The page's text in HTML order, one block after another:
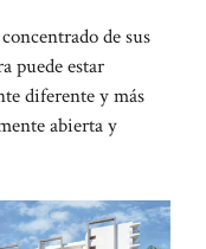
de sus
puede estar
diferente y más
abierta y